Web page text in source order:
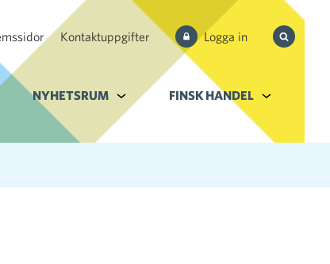
Kontaktuppgifter Logga in Sök från
kohteelle Tjänster och databank
NYHETSRUM Alavalikko kohteelle Nyhetsrum
FINSK HANDEL Alavalikko